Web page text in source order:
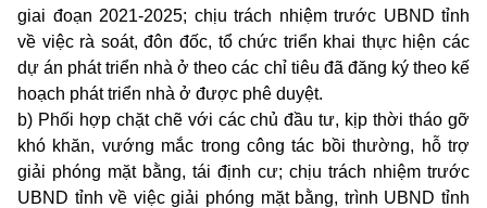
giai đoạn 2021-2025; chịu trách nhiệm trước UBND tỉnh
về việc rà soát, đôn đốc, tổ chức triển khai thực hiện các
dự án phát triển nhà ở theo các chỉ tiêu đã đăng ký theo kế
hoạch phát triển nhà ở được phê duyệt.
b) Phối hợp chặt chẽ với các chủ đầu tư, kịp thời tháo gỡ
khó khăn, vướng mắc trong công tác bồi thường, hỗ trợ
giải phóng mặt bằng, tái định cư; chịu trách nhiệm trước
UBND tỉnh về việc giải phóng mặt bằng, trình UBND tỉnh